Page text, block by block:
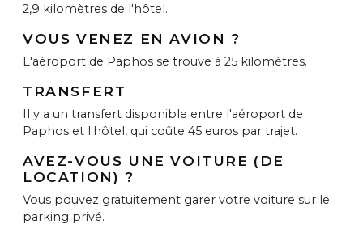
2,9 kilomètres de l'hôtel.
VOUS VENEZ EN AVION ?
L'aéroport de Paphos se trouve à 25 kilomètres.
TRANSFERT
Il y a un transfert disponible entre l'aéroport de
Paphos et l'hôtel, qui coûte 45 euros par trajet.
AVEZ-VOUS UNE VOITURE (DE
LOCATION) ?
Vous pouvez gratuitement garer votre voiture sur le
parking privé.